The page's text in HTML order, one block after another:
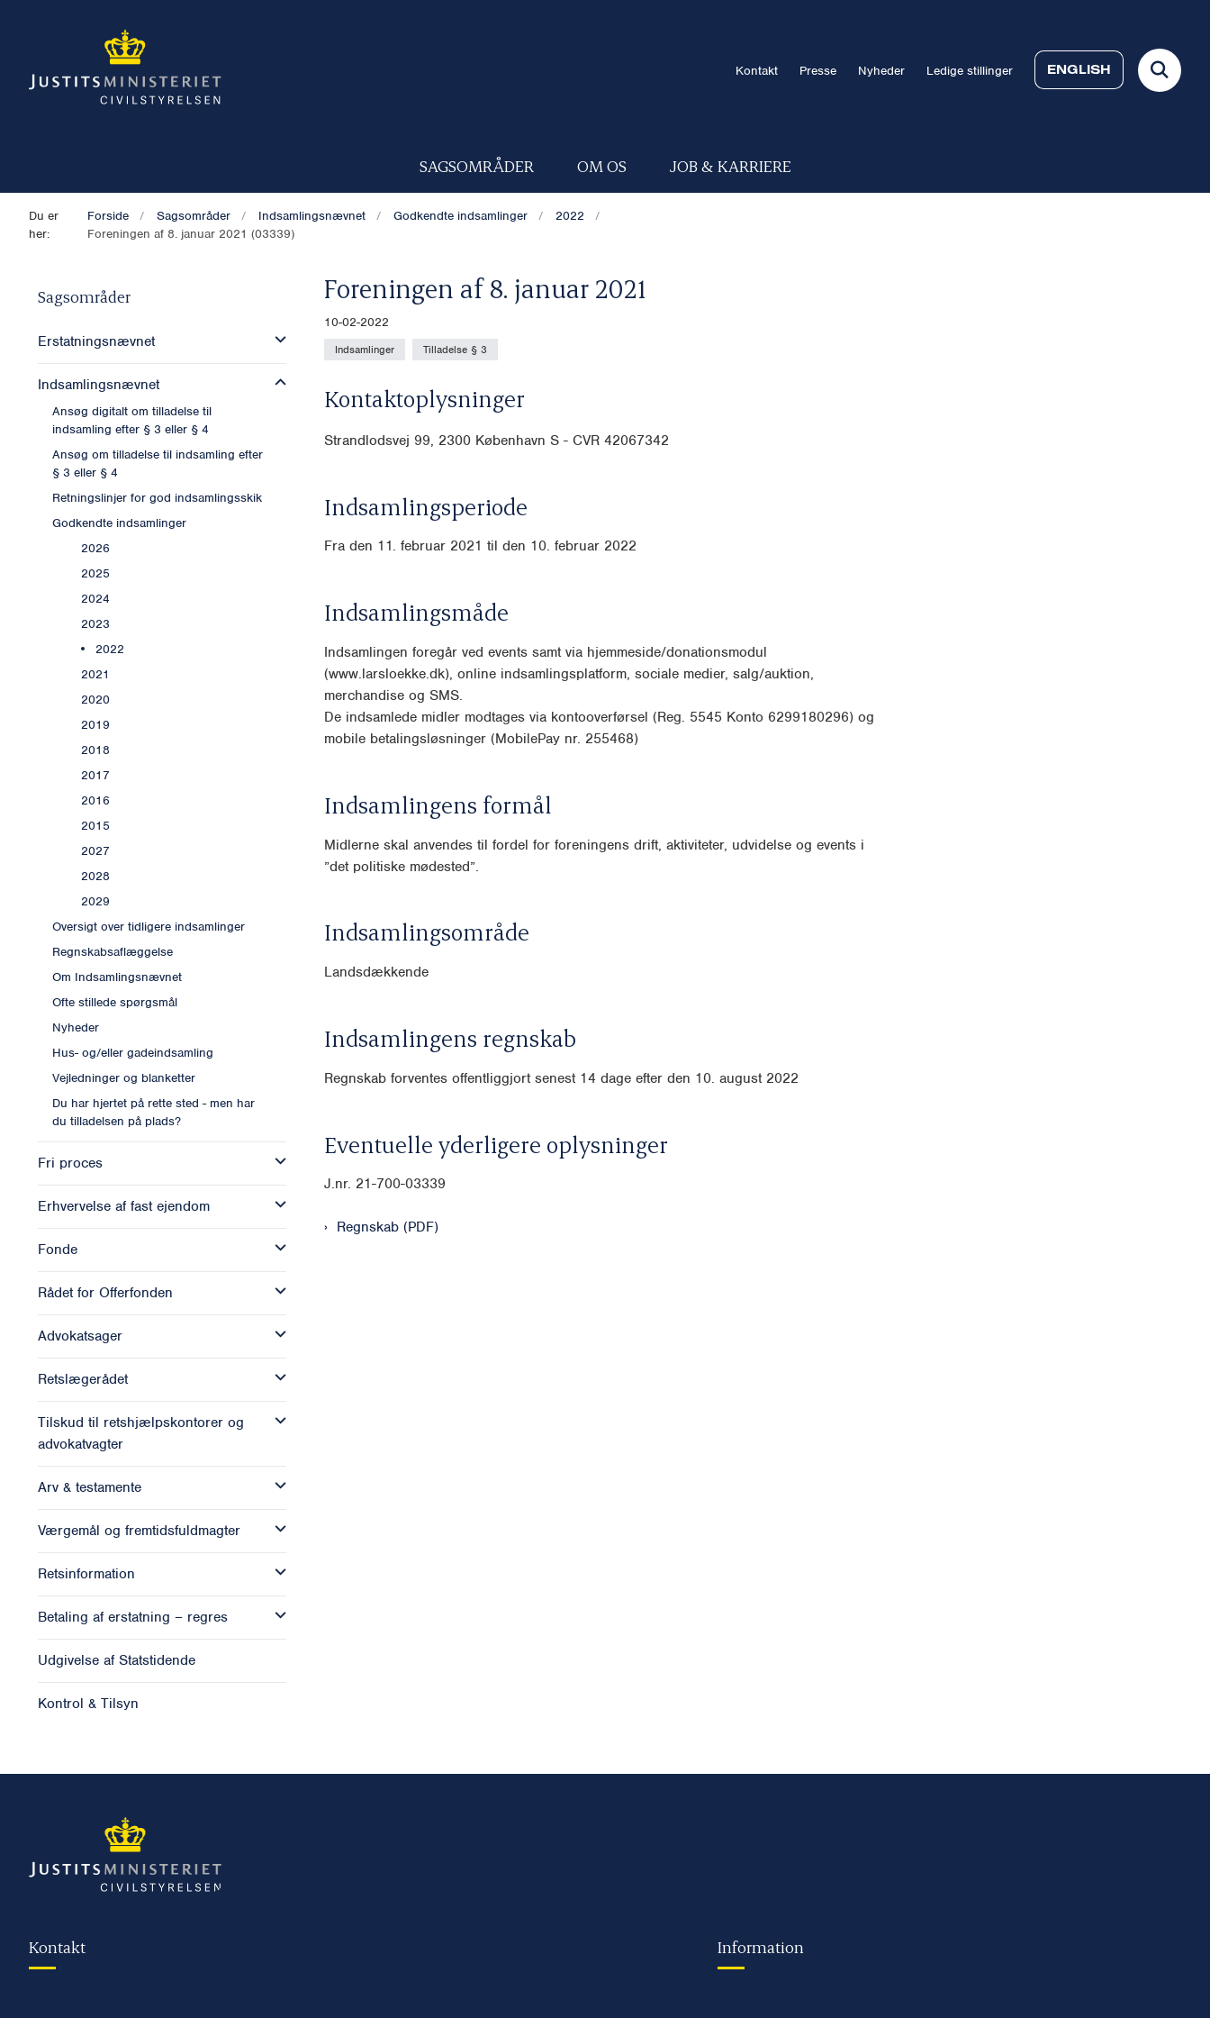
Kontakt Presse Nyheder Ledige stillinger ENGLISH
SAGSOMRÅDER OM OS JOB & KARRIERE
Du er
her:
Forside Sagsområder Indsamlingsnævnet Godkendte indsamlinger
2022
Foreningen af 8. januar 2021 (03339)
Sagsområder
Erstatningsnævnet
Indsamlingsnævnet
Ansøg digitalt om tilladelse til
indsamling efter § 3 eller § 4
Ansøg om tilladelse til indsamling efter
§ 3 eller § 4
Retningslinjer for god indsamlingsskik
Godkendte indsamlinger
2026
2025
2024
2023
2022
2021
2020
2019
2018
2017
2016
2015
2027
2028
2029
Oversigt over tidligere indsamlinger
Regnskabsaflæggelse
Om Indsamlingsnævnet
Ofte stillede spørgsmål
Nyheder
Hus- og/eller gadeindsamling
Vejledninger og blanketter
Du har hjertet på rette sted - men har
du tilladelsen på plads?
Fri proces
Erhvervelse af fast ejendom
Fonde
Rådet for Offerfonden
Advokatsager
Retslægerådet
Tilskud til retshjælpskontorer og
advokatvagter
Arv & testamente
Værgemål og fremtidsfuldmagter
Retsinformation
Betaling af erstatning – regres
Udgivelse af Statstidende
Kontrol & Tilsyn
Foreningen af 8. januar 2021
10-02-2022
Indsamlinger Tilladelse § 3
Kontaktoplysninger
Strandlodsvej 99, 2300 København S - CVR 42067342
Indsamlingsperiode
Fra den 11. februar 2021 til den 10. februar 2022
Indsamlingsmåde
Indsamlingen foregår ved events samt via hjemmeside/donationsmodul
(www.larsloekke.dk), online indsamlingsplatform, sociale medier, salg/auktion,
merchandise og SMS.
De indsamlede midler modtages via kontooverførsel (Reg. 5545 Konto 6299180296) og
mobile betalingsløsninger (MobilePay nr. 255468)
Indsamlingens formål
Midlerne skal anvendes til fordel for foreningens drift, aktiviteter, udvidelse og events i
”det politiske mødested”.
Indsamlingsområde
Landsdækkende
Indsamlingens regnskab
Regnskab forventes offentliggjort senest 14 dage efter den 10. august 2022
Eventuelle yderligere oplysninger
J.nr. 21-700-03339
Regnskab (PDF)
Kontakt Information